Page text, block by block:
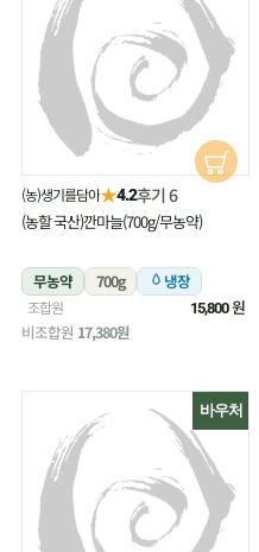
(농)생기를담아★4.2후기 6
(농할 국산)깐마늘(700g/무농약)
무농약 700g 냉장
조합원 15,800원
비조합원 17,380원
바우처